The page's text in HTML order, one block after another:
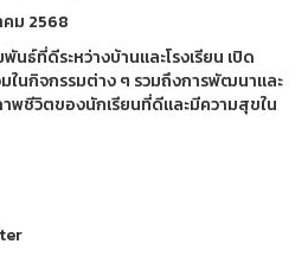
ม 2568
นธ์ที่ดีระหว่างบ้านและโรงเรียน เปิด
ในกิจกรรมต่าง ๆ รวมถึงการพัฒนาและ
ชีวิตของนักเรียนที่ดีและมีความสุขใน